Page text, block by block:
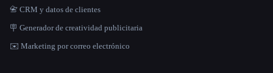
📇 CRM y datos de clientes
🪧 Generador de creatividad publicitaria
✉️ Marketing por correo electrónico